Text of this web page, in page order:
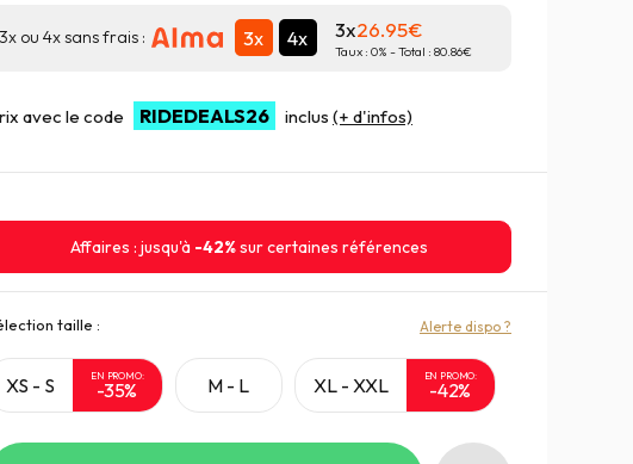
3x ou 4x sans frais : 3x 4x 3x26.95
Taux : 0% - Total : 80.86
avec le code RIDEDEALS26 inclus (+ d'infos)
Affaires : jusqu'à -42%sur certaines références
taille :
XS - S EN PROMO:
-35% M - L XL - XXL EN PROMO:
-42%
Alerte dispo ?